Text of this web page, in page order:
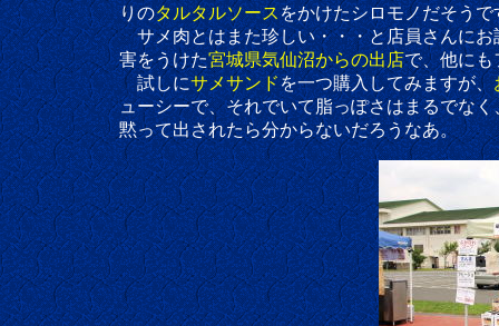
りのタルタルソースをかけたシロモノだそうで
サメ肉とはまた珍しい・・・と店員さんにお話を
害をうけた宮城県気仙沼からの出店で、他にも
試しにサメサンドを一つ購入してみますが、
ューシーで、それでいて脂っぽさはまるでなく
黙って出されたら分からないだろうなあ。